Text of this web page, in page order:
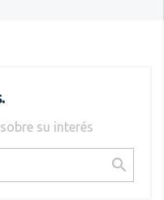
su interés
